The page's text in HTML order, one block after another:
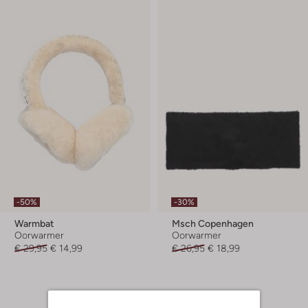
-50%
Warmbat
Oorwarmer
€ 29,95 € 14,99
-30%
Msch Copenhagen
Oorwarmer
€ 26,95 € 18,99